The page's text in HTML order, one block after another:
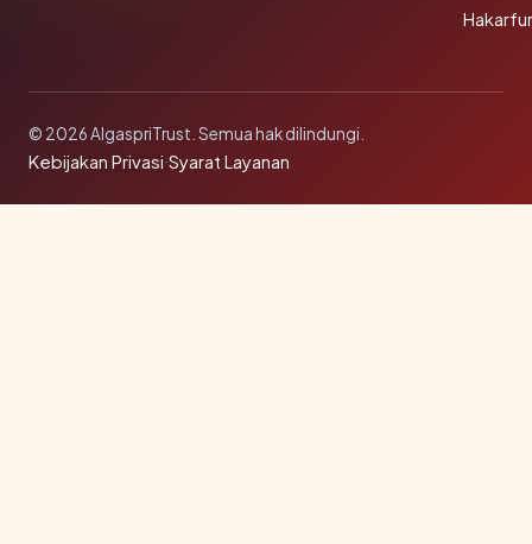
© 2026 AlgaspriTrust. Semua hak dilindungi.
Kebijakan Privasi·Syarat Layanan